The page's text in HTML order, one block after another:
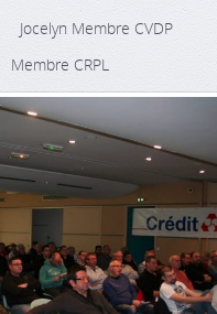
Membre CVDP
CRPL